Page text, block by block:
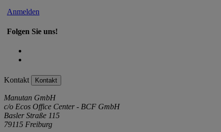
Anmelden
Folgen Sie uns!
Kontakt Kontakt
Manutan GmbH
c/o Ecos Office Center - BCF GmbH
Basler Straße 115
79115 Freiburg